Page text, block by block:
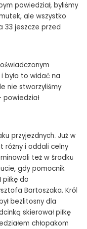
powiedział, byliśmy
ale wszystko
33 jeszcze przed
było to widać na
nie stworzyliśmy
przyjezdnych. Już w
różny i oddali celny
też w środku
gdy pomocnik
do
Bartoszaka. Król
bezlitosny dla
skierował piłkę
chłopakom